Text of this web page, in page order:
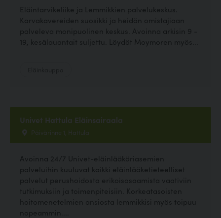
Eläintarvikeliike ja Lemmikkien palvelukeskus.
Karvakavereiden suosikki ja heidän omistajiaan
palveleva monipuolinen keskus. Avoinna arkisin 9 -
19, kesälauantait suljettu. Löydät Moymoren myös...
Univet Hattula Eläinsairaala
Päivärinne 1, Hattula
Avoinna 24/7 Univet-eläinlääkäriasemien
palveluihin kuuluvat kaikki eläinlääketieteelliset
palvelut perushoidosta erikoisosaamista vaativiin
tutkimuksiin ja toimenpiteisiin. Korkeatasoisten
hoitomenetelmien ansiosta lemmikkisi myös toipuu
nopeammin....